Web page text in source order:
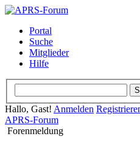
Portal
Suche
Mitglieder
Hilfe
Hallo, Gast! Anmelden
APRS-Forum
Forenmeldung